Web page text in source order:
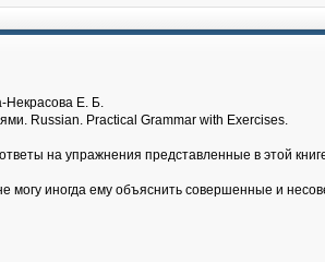
Некрасова Е. Б.
Russian. Practical Grammar with Exercises.
на упражнения представленные в этой
могу иногда ему объяснить совершенные и